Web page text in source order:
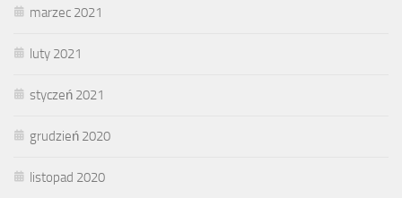
marzec 2021
luty 2021
styczeń 2021
grudzień 2020
listopad 2020